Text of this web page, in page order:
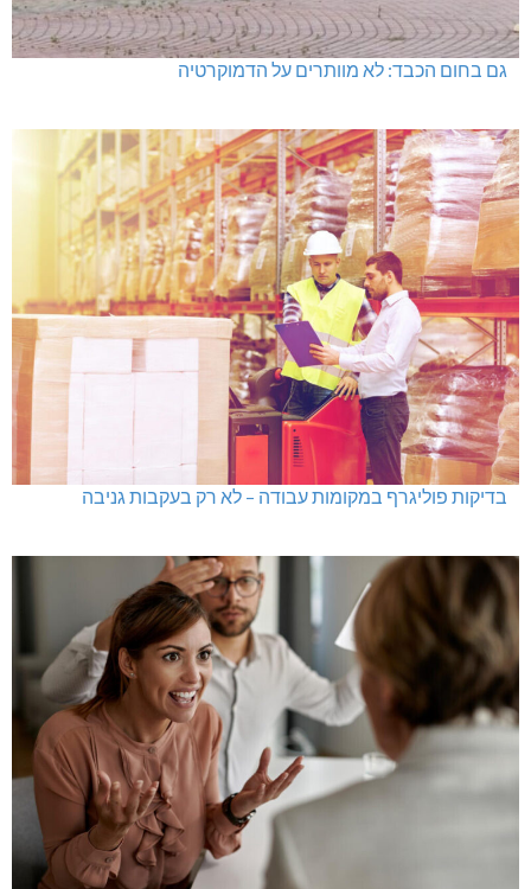
גם בחום הכבד: לא מוותרים על הדמוקרטיה
בדיקות פוליגרף במקומות עבודה – לא רק בעקבות גניבה